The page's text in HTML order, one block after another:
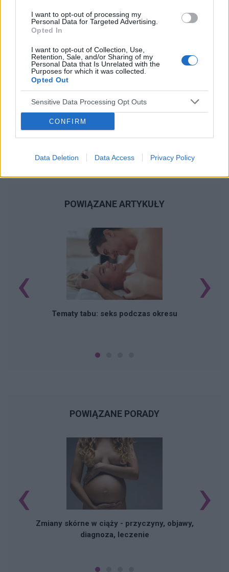
I want to opt-out of processing my
Personal Data for Targeted Advertising.
Opted In
I want to opt-out of Collection, Use,
Retention, Sale, and/or Sharing of my
Personal Data that Is Unrelated with the
Purposes for which it was collected.
Opted Out
Sensitive Data Processing Opt Outs
CONFIRM
Data Deletion Data Access Privacy Policy
POWIĄZANE ARTYKUŁY
Tematy tabu: seks podczas okresu
‹ ›
POWIĄZANE PORADY
Zmiany skórne w ciąży - przyczyny, objawy,
diagnoza, leczenie
‹ ›